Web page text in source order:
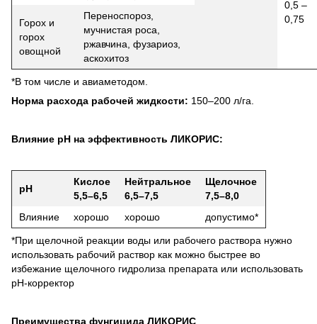
0,5 –
0,75
Горох и
горох
овощной
Переноспороз,
мучнистая роса,
ржавчина, фузариоз,
аскохитоз
*В том числе и авиаметодом.
Норма расхода рабочей жидкости: 150–200 л/га.
Влияние рН на эффективность ЛИКОРИС:
рН
Кислое
5,5–6,5
Нейтральное
6,5–7,5
Щелочное
7,5–8,0
Влияние
хорошо хорошо допустимо*
*При щелочной реакции воды или рабочего раствора нужно
использовать рабочий раствор как можно быстрее во
избежание щелочного гидролиза препарата или использовать
рН-корректор
Преимущества фунгицида ЛИКОРИС